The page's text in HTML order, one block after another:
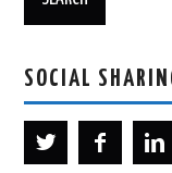
SOCIAL